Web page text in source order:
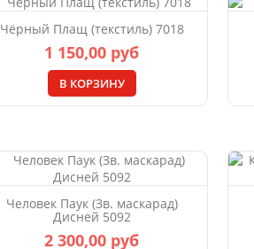
Чёрный Плащ (текстиль) 7018
1 150,00 руб
В КОРЗИНУ
Человек Паук (Зв. маскарад)
Дисней 5092
2 300,00 руб